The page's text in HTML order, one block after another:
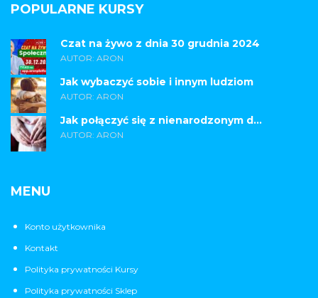
POPULARNE KURSY
Czat na żywo z dnia 30 grudnia 2024
AUTOR: ARON
Jak wybaczyć sobie i innym ludziom
AUTOR: ARON
Jak połączyć się z nienarodzonym d...
AUTOR: ARON
MENU
Konto użytkownika
Kontakt
Polityka prywatności Kursy
Polityka prywatności Sklep